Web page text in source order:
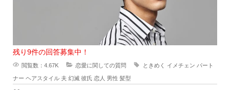
残り9件の回答募集中！
閲覧数：4.67K 恋愛に関しての質問 ときめく イメチェン パート
ナー ヘアスタイル 夫 幻滅 彼氏 恋人 男性 髪型